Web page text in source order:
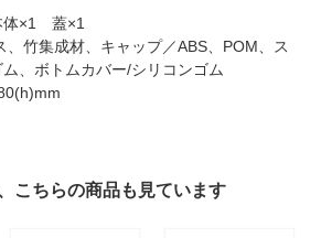
体×1 蓋×1
、竹集成材、キャップ／ABS、POM、ス
、ボトムカバー/シリコンゴム
こちらの商品も見ています